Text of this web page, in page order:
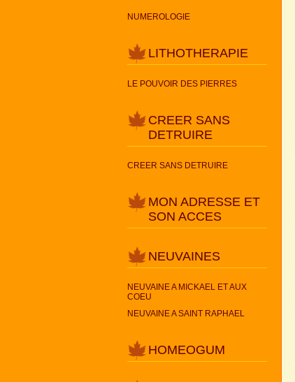
NUMEROLOGIE
LITHOTHERAPIE
LE POUVOIR DES PIERRES
CREER SANS
DETRUIRE
CREER SANS DETRUIRE
MON ADRESSE ET
SON ACCES
NEUVAINES
NEUVAINE A MICKAEL ET AUX
COEU
NEUVAINE A SAINT RAPHAEL
HOMEOGUM